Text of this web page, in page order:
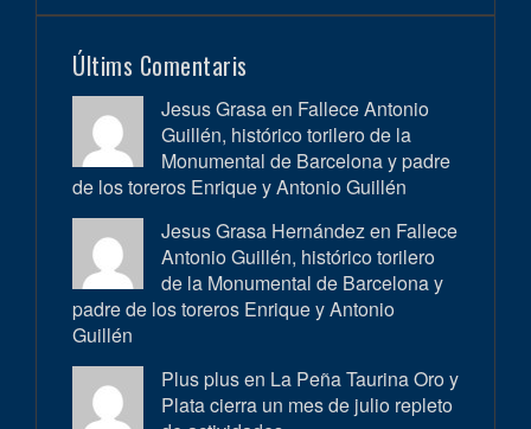
Últims Comentaris
Jesus Grasa en Fallece Antonio
Guillén, histórico torilero de la
Monumental de Barcelona y padre
de los toreros Enrique y Antonio Guillén
Jesus Grasa Hernández en Fallece
Antonio Guillén, histórico torilero
de la Monumental de Barcelona y
padre de los toreros Enrique y Antonio
Guillén
Plus plus en La Peña Taurina Oro y
Plata cierra un mes de julio repleto